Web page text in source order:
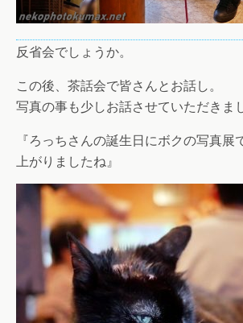
反省会でしょうか。
この後、茶話会で皆さんとお話し。
写真の事も少しお話させていただきま
『ろっちさんの誕生日にボクの写真展
上がりましたね』